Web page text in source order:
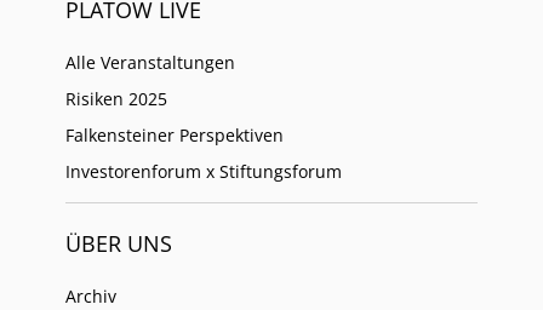
PLATOW LIVE
Alle Veranstaltungen
Risiken 2025
Falkensteiner Perspektiven
Investorenforum x Stiftungsforum
ÜBER UNS
Archiv